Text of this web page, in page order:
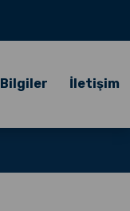
Bilgiler İletişim